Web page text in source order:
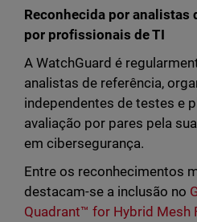
Reconhecida por analistas
por profissionais de TI
A WatchGuard é
analistas de referência,
independentes de testes e
avaliação por pares pela
em cibersegurança.
Entre os reconhecimentos
destacam-se a inclusão no
Quadrant™ for Hybrid Mesh